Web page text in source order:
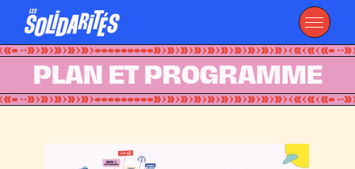
PLAN ET PROGRAMME